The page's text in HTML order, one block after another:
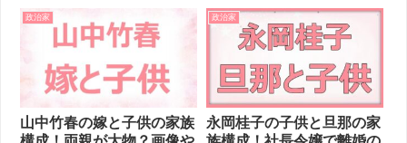
政治家
山中竹春の嫁と子供の家族
政治家
永岡桂子の子供と旦那の家